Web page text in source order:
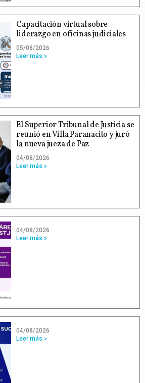
Capacitación virtual sobre
liderazgo en oficinas judiciales
05/08/2026
Leer más »
El Superior Tribunal de Justicia se
reunió en Villa Paranacito y juró
la nueva jueza de Paz
04/08/2026
Leer más »
04/08/2026
Leer más »
04/08/2026
Leer más »